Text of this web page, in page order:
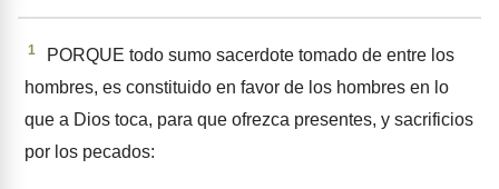
1
PORQUE todo sumo sacerdote tomado de entre los
hombres, es constituido en favor de los hombres en lo
que a Dios toca, para que ofrezca presentes, y sacrificios
por los pecados: